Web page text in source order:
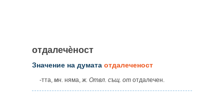
отдалечѐност
Значение на думата отдалеченост
‑тта, мн. няма,ж. Отвл. същ. от отдалечен.